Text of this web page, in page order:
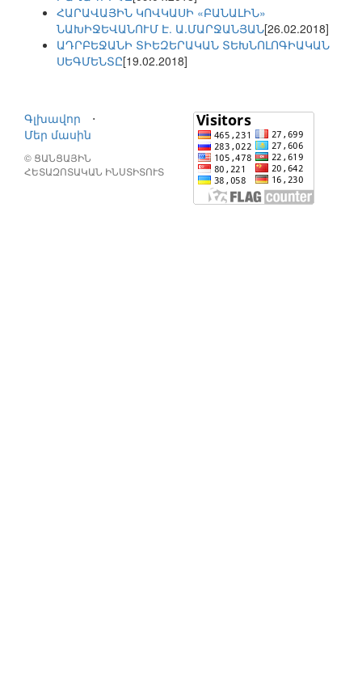
ՀԱՐԱՎԱՅԻՆ ԿՈՎԿԱՍԻ «ԲԱՆԱԼԻՆ»
ՆԱԽԻՋԵՎԱՆՈՒՄ Է. Ա.ՄԱՐՋԱՆՅԱՆ[26.02.2018]
ԱԴՐԲԵՋԱՆԻ ՏԻԵԶԵՐԱԿԱՆ ՏԵԽՆՈԼՈԳԻԱԿԱՆ
ՍԵԳՄԵՆՏԸ[19.02.2018]
Գլխավոր
⋅
Մեր մասին
© ՑԱՆՑԱՅԻՆ
ՀԵՏԱԶՈՏԱԿԱՆ ԻՆՍՏԻՏՈՒՏ